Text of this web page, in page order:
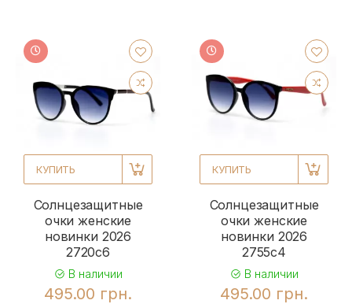
КУПИТЬ
Солнцезащитные
очки женские
новинки 2026
2720c6
В наличии
495.00 грн.
КУПИТЬ
Солнцезащитные
очки женские
новинки 2026
2755c4
В наличии
495.00 грн.